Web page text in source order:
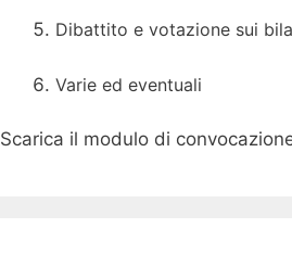
Dibattito e votazione sui
Varie ed eventuali
Scarica il modulo di